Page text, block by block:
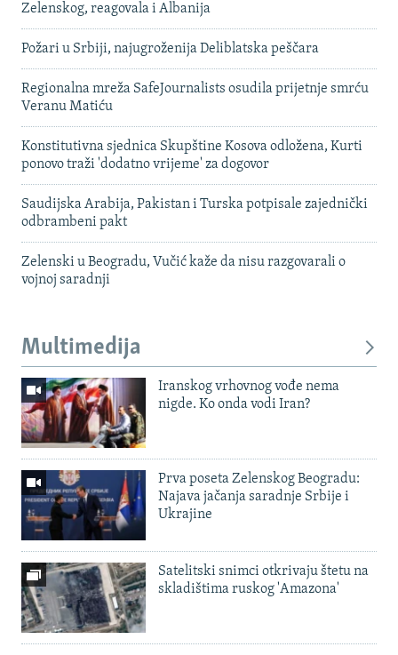
Zelenskog, reagovala i Albanija
Požari u Srbiji, najugroženija Deliblatska peščara
Regionalna mreža SafeJournalists osudila prijetnje smrću
Veranu Matiću
Konstitutivna sjednica Skupštine Kosova odložena, Kurti
ponovo traži 'dodatno vrijeme' za dogovor
Saudijska Arabija, Pakistan i Turska potpisale zajednički
odbrambeni pakt
Zelenski u Beogradu, Vučić kaže da nisu razgovarali o
vojnoj saradnji
Multimedija
Iranskog vrhovnog vođe nema
nigde. Ko onda vodi Iran?
Prva poseta Zelenskog Beogradu:
Najava jačanja saradnje Srbije i
Ukrajine
Satelitski snimci otkrivaju štetu na
skladištima ruskog 'Amazona'